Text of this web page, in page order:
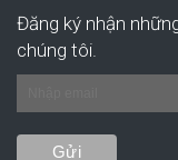
Đăng ký nhận
chúng tôi.